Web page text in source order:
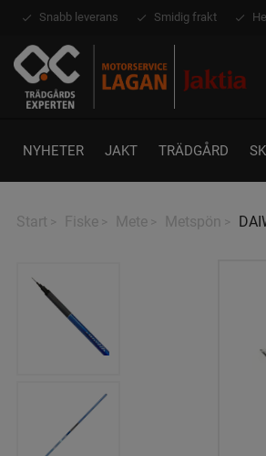
Snabb leverans Smidig frakt
NYHETER JAKT TRÄDGÅRD
Start > Fiske > Mete > Metspön >